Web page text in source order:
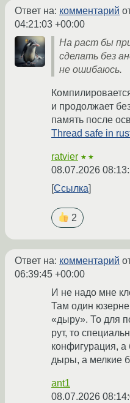
Ответ на: комментарий
04:21:03 +00:00
На раст бы
сделать без
не ошибаюсь.
и продолжает
память после
Thread safe in
ratvier ★★
08.07.2026
Ссылка
2
Ответ на: комментарий
06:39:45 +00:00
И не надо мне
Там один
«дыру». То для
рут, то
конфигурация,
дыры, а мелкие
ant1
08.07.2026